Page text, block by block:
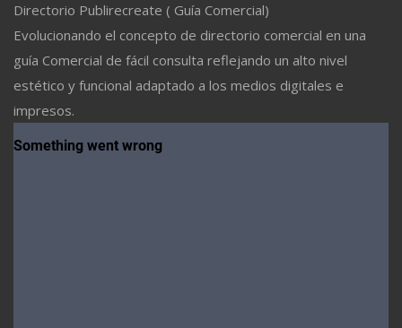
Directorio Publirecreate ( Guía Comercial)
Evolucionando el concepto de directorio comercial en una
guía Comercial de fácil consulta reflejando un alto nivel
estético y funcional adaptado a los medios digitales e
impresos.